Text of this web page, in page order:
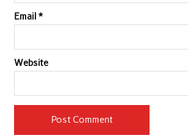
Email *
Website